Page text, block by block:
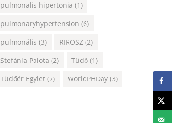
pulmonalis hipertonia (1)
pulmonaryhypertension (6)
pulmonális (3) RIROSZ (2)
Stefánia Palota (2) Tüdő (1)
Tüdőér Egylet (7) WorldPHDay (3)